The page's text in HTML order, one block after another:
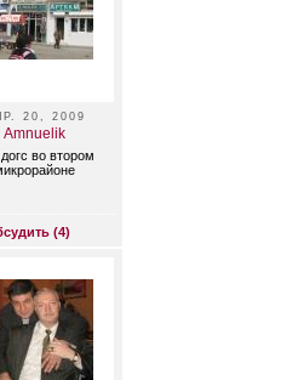
20, 2009
Amnuelik
во втором
(4)